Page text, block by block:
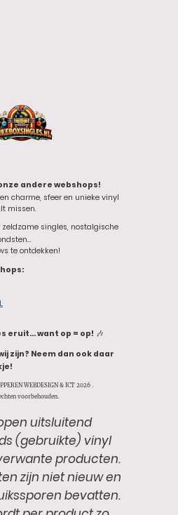
andere webshops!
charme, sfeer en unieke vinyl
missen.
zeldzame singles, nostalgische
te ontdekken!
eruit… want op = op! 🎶
zijn? Neem dan ook daar
WEBDESIGN & ICT 2026 .
voorbehouden.
uitsluitend
(gebruikte) vinyl
producten.
zijn niet nieuw en
bevatten.